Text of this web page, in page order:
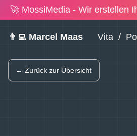
🚀 MossiMedia - Wir erstellen
👨‍💻 Marcel Maas Vita /
← Zurück zur Übersicht